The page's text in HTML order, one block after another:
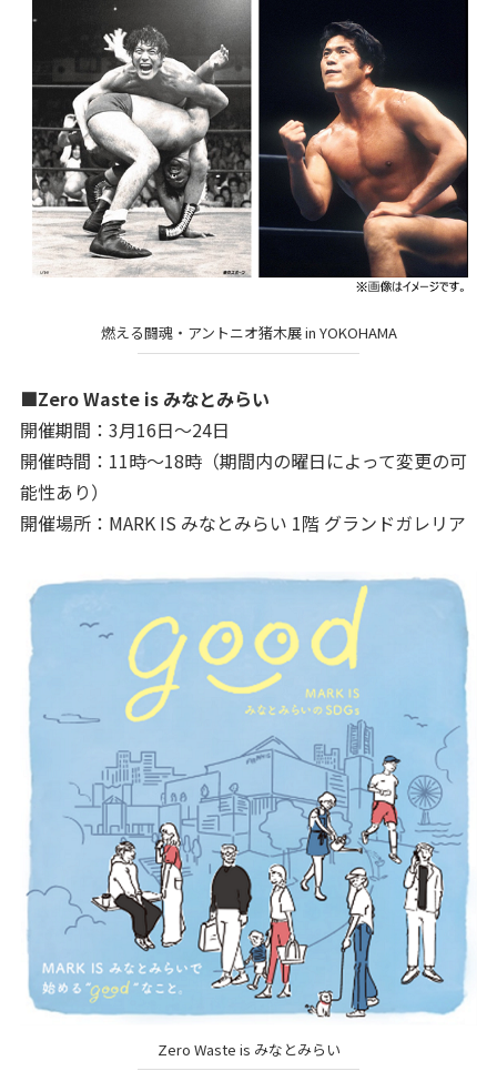
燃える闘魂・アントニオ猪木展 in YOKOHAMA
■Zero Waste is みなとみらい
開催期間：3月16日〜24日
開催時間：11時～18時（期間内の曜日によって変更の可
能性あり）
開催場所：MARK IS みなとみらい 1階 グランドガレリア
Zero Waste is みなとみらい